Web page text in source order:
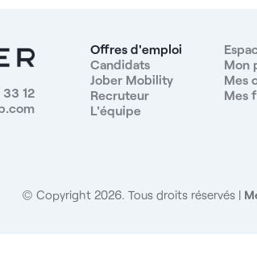
amené(e) à utiliser le
informatisée de votre
offre est ouverte aux jeunes
Au sein d'un quartier
situé au centre
accès facilité par les
une place de parking pour
fauteuil.
logiciel
travail. À
thésés
bien
vous
33 12
Offres d'emploi
Candidats
Jober Mobility
Recruteur
L'équipe
Mon
Mes
Mes
© Copyright 2026. Tous droits réservés